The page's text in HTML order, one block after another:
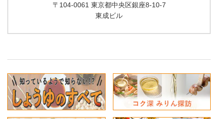
〒104-0061 東京都中央区銀座8-10-7
東成ビル